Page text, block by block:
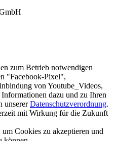
zum Betrieb notwendigen
"Facebook-Pixel",
von Youtube_Videos,
dazu und zu Ihren
unsererDatenschutzverordnung.
mit Wirkung für die Zukunft
um Cookies zu akzeptieren und